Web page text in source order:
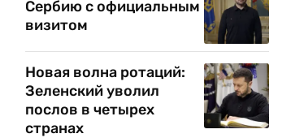
Сербию с официальным
визитом
Новая волна ротаций:
Зеленский уволил
послов в четырех
странах